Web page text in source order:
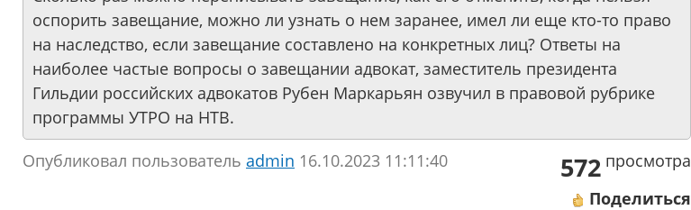
оспорить завещание, можно ли узнать о нем заранее, имел ли еще кто-то право
на наследство, если завещание составлено на конкретных лиц? Ответы на
наиболее частые вопросы о завещании адвокат, заместитель президента
Гильдии российских адвокатов Рубен Маркарьян озвучил в правовой рубрике
программы УТРО на НТВ.
572 просмотра
Опубликовал пользователь аdmin 16.10.2023 11:11:40
Поделиться